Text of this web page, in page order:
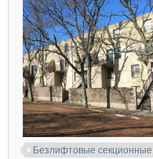
Безлифтовые секционные